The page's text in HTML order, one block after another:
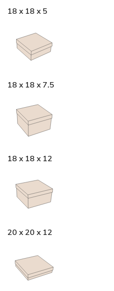
18 x 18 x 5
18 x 18 x 7.5
18 x 18 x 12
20 x 20 x 12